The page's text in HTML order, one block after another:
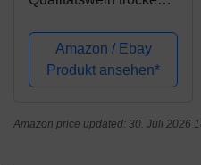
Amazon / Ebay
Produkt ansehen*
Amazon price updated: 30. Juli 2026